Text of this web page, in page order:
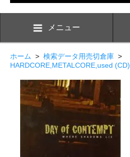
メニュー
ホーム > 検索データ用売切倉庫 >
HARDCORE,METALCORE,used (CD)